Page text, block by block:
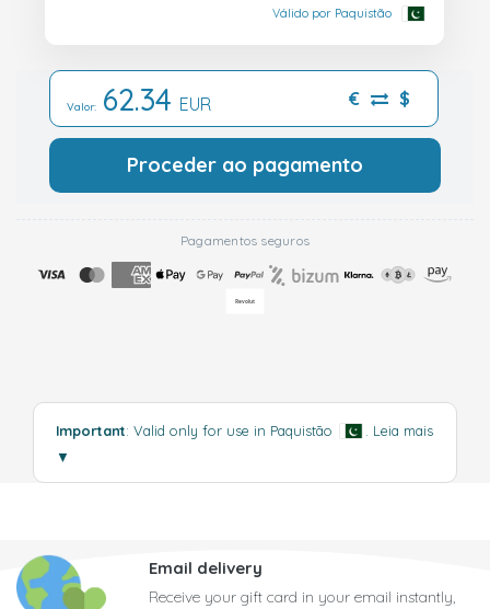
Válido por Paquistão
Valor: 62.34 EUR € $
Proceder ao pagamento
Pagamentos seguros
Important: Valid only for use in Paquistão . Leia mais
▼
Email delivery
Receive your gift card in your email instantly,